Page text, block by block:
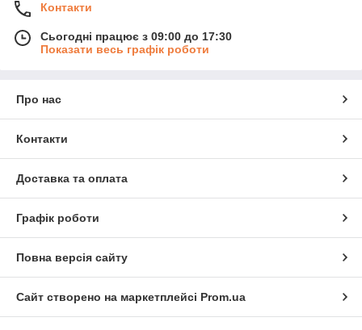
Контакти
Сьогодні працює з 09:00 до 17:30
Показати весь графік роботи
Про нас
Контакти
Доставка та оплата
Графік роботи
Повна версія сайту
Сайт створено на маркетплейсі Prom.ua